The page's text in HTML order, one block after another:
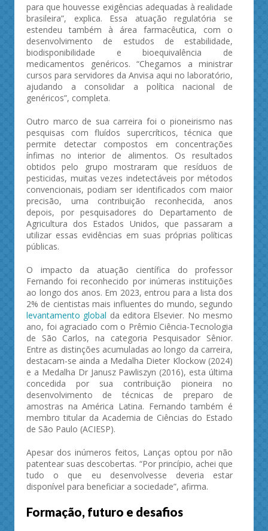
para que houvesse exigências adequadas à realidade
brasileira”, explica. Essa atuação regulatória se
estendeu também à área farmacêutica, com o
desenvolvimento de estudos de estabilidade,
biodisponibilidade e bioequivalência de
medicamentos genéricos. “Chegamos a ministrar
cursos para servidores da Anvisa aqui no laboratório,
ajudando a consolidar a política nacional de
genéricos”, completa.
Outro marco de sua carreira foi o pioneirismo nas
pesquisas com fluídos supercríticos, técnica que
permite detectar compostos em concentrações
ínfimas no interior de alimentos. Os resultados
obtidos pelo grupo mostraram que resíduos de
pesticidas, muitas vezes indetectáveis por métodos
convencionais, podiam ser identificados com maior
precisão, uma contribuição reconhecida, anos
depois, por pesquisadores do Departamento de
Agricultura dos Estados Unidos, que passaram a
utilizar essas evidências em suas próprias políticas
públicas.
O impacto da atuação científica do professor
Fernando foi reconhecido por inúmeras instituições
ao longo dos anos. Em 2023, entrou para a lista dos
2% de cientistas mais influentes do mundo, segundo
levantamento global da editora Elsevier. No mesmo
ano, foi agraciado com o Prêmio Ciência-Tecnologia
de São Carlos, na categoria Pesquisador Sênior.
Entre as distinções acumuladas ao longo da carreira,
destacam-se ainda a Medalha Dieter Klockow (2024)
e a Medalha Dr Janusz Pawliszyn (2016), esta última
concedida por sua contribuição pioneira no
desenvolvimento de técnicas de preparo de
amostras na América Latina. Fernando também é
membro titular da Academia de Ciências do Estado
de São Paulo (ACIESP).
Apesar dos inúmeros feitos, Lanças optou por não
patentear suas descobertas. “Por princípio, achei que
tudo o que eu desenvolvesse deveria estar
disponível para beneficiar a sociedade”, afirma.
Formação, futuro e desafios